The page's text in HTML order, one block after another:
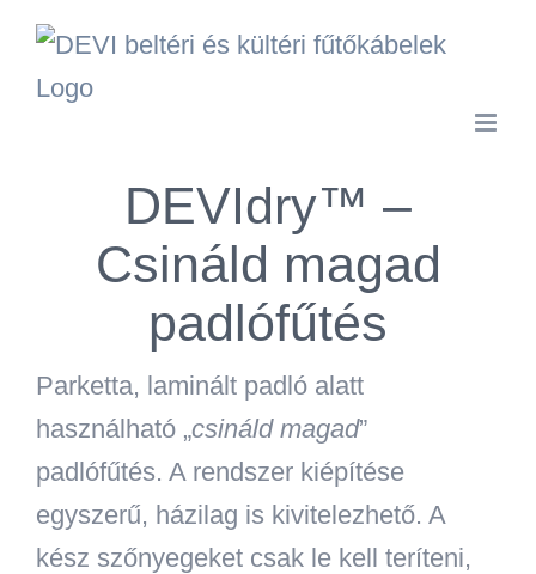
Kihagyás
DEVIdry™ –
Csináld magad
padlófűtés
Parketta, laminált padló alatt
használható „csináld magad”
padlófűtés. A rendszer kiépítése
egyszerű, házilag is kivitelezhető. A
kész szőnyegeket csak le kell teríteni,